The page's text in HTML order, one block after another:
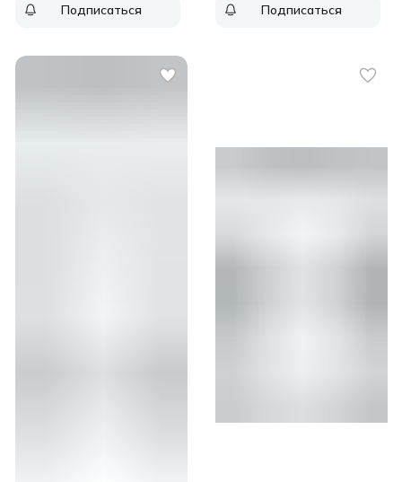
аксессуарами
Подписаться
аксессуарами
Подписаться